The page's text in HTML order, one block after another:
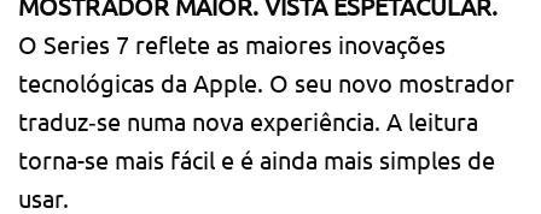
O Series 7 reflete as maiores inovações
tecnológicas da Apple. O seu novo mostrador
traduz‑se numa nova experiência. A leitura
torna-se mais fácil e é ainda mais simples de
usar.